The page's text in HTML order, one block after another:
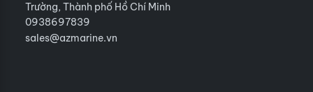
Trường, Thành phố Hồ Chí Minh
0938697839
sales@azmarine.vn